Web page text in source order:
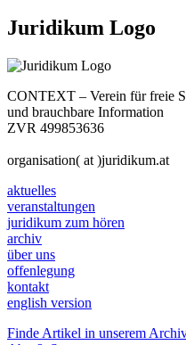
Juridikum Logo
CONTEXT – Verein für freie
und brauchbare Information
ZVR 499853636
organisation( at )juridikum.at
aktuelles
veranstaltungen
juridikum zum hören
archiv
über uns
offenlegung
kontakt
english version
Finde Artikel in unserem